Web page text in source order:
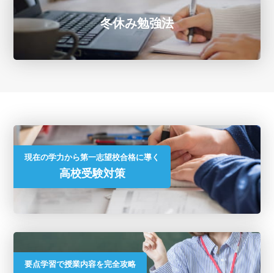
冬休み勉強法
現在の学力から第一志望校合格に導く
高校受験対策
要点学習で授業内容を完全攻略